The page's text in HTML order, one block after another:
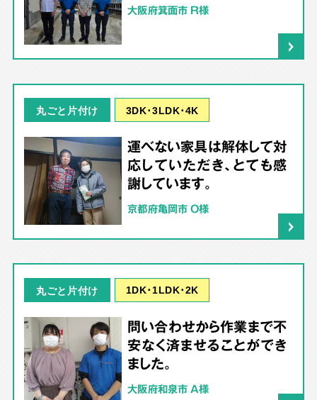
大阪府箕面市 R様
丸ごと片付け 3DK･3LDK･4K
運べない家具は解体して対
応していただき、とても感
謝しています。
京都府亀岡市 O様
丸ごと片付け 1DK･1LDK･2K
問い合わせから作業まで不
安なく済ませることができ
ました。
大阪府和泉市 A様